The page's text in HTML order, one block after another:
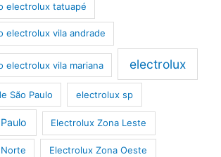
electrolux tatuapé
electrolux vila andrade
electrolux vila mariana electrolux
São Paulo electrolux sp
Electrolux Zona Leste
Electrolux Zona Oeste